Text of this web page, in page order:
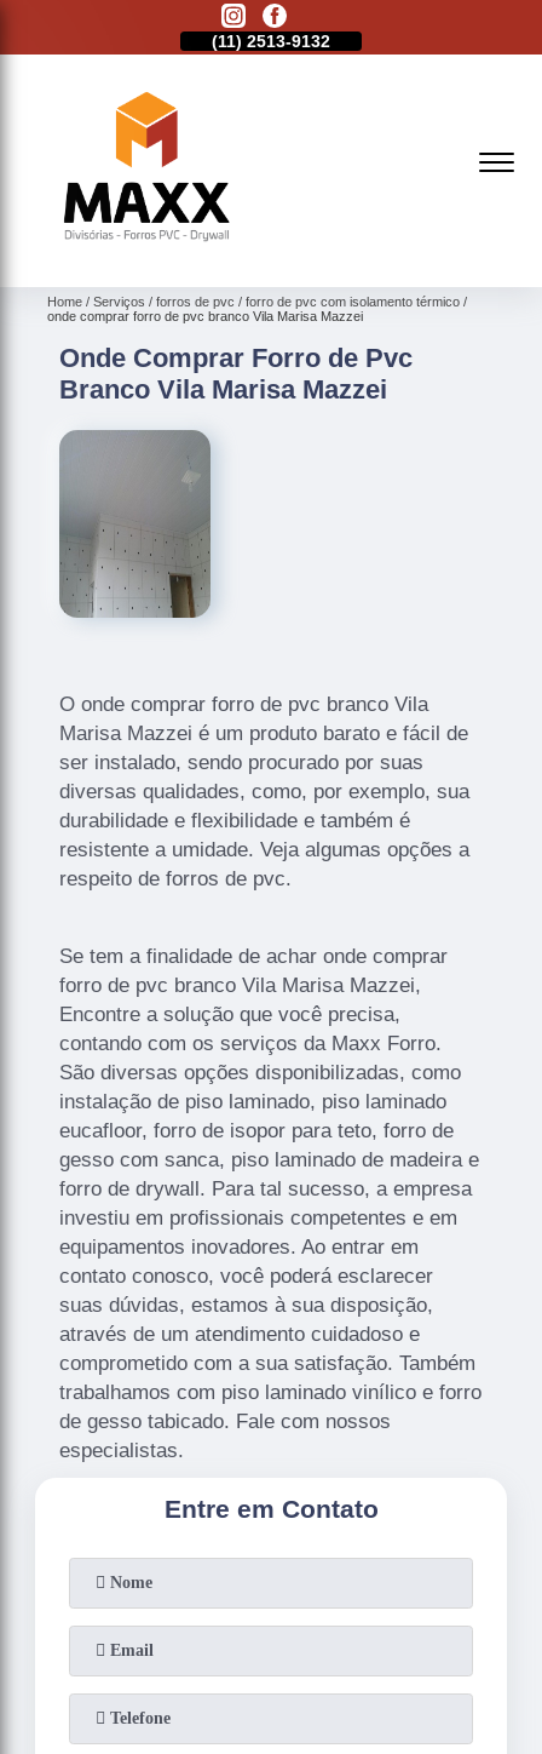
(11) 2513-9132
Home Serviços forros de pvc
forro de pvc com isolamento térmico
onde comprar forro de pvc branco Vila Marisa Mazzei
Onde Comprar Forro de Pvc
Branco Vila Marisa Mazzei
O onde comprar forro de pvc branco Vila
Marisa Mazzei é um produto barato e fácil de
ser instalado, sendo procurado por suas
diversas qualidades, como, por exemplo, sua
durabilidade e flexibilidade e também é
resistente a umidade. Veja algumas opções a
respeito de forros de pvc.
Se tem a finalidade de achar onde comprar
forro de pvc branco Vila Marisa Mazzei,
Encontre a solução que você precisa,
contando com os serviços da Maxx Forro.
São diversas opções disponibilizadas, como
instalação de piso laminado, piso laminado
eucafloor, forro de isopor para teto, forro de
gesso com sanca, piso laminado de madeira e
forro de drywall. Para tal sucesso, a empresa
investiu em profissionais competentes e em
equipamentos inovadores. Ao entrar em
contato conosco, você poderá esclarecer
suas dúvidas, estamos à sua disposição,
através de um atendimento cuidadoso e
comprometido com a sua satisfação. Também
trabalhamos com piso laminado vinílico e forro
de gesso tabicado. Fale com nossos
especialistas.
Entre em Contato